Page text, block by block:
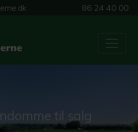
86 24 40 00
til salg